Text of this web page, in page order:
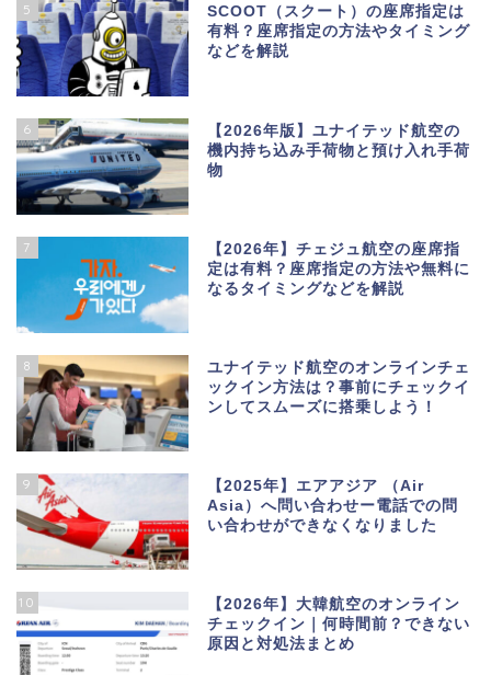
5
SCOOT（スクート）の座席指定は
有料？座席指定の方法やタイミング
などを解説
6
【2026年版】ユナイテッド航空の
機内持ち込み手荷物と預け入れ手荷
物
7
【2026年】チェジュ航空の座席指
定は有料？座席指定の方法や無料に
なるタイミングなどを解説
8
ユナイテッド航空のオンラインチェ
ックイン方法は？事前にチェックイ
ンしてスムーズに搭乗しよう！
9
【2025年】エアアジア （Air
Asia）へ問い合わせー電話での問
い合わせができなくなりました
10
【2026年】大韓航空のオンライン
チェックイン｜何時間前？できない
原因と対処法まとめ